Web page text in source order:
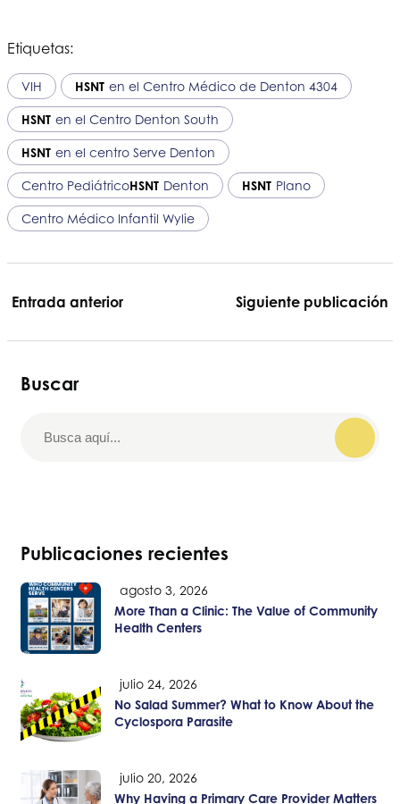
Etiquetas:
VIH HSNT en el Centro Médico de Denton 4304
HSNT en el Centro Denton South
HSNT en el centro Serve Denton
Centro PediátricoHSNT Denton HSNT Plano
Centro Médico Infantil Wylie
Entrada anterior Siguiente publicación
Buscar
Publicaciones recientes
agosto 3, 2026
More Than a Clinic: The Value of Community
Health Centers
julio 24, 2026
No Salad Summer? What to Know About the
Cyclospora Parasite
julio 20, 2026
Why Having a Primary Care Provider Matters